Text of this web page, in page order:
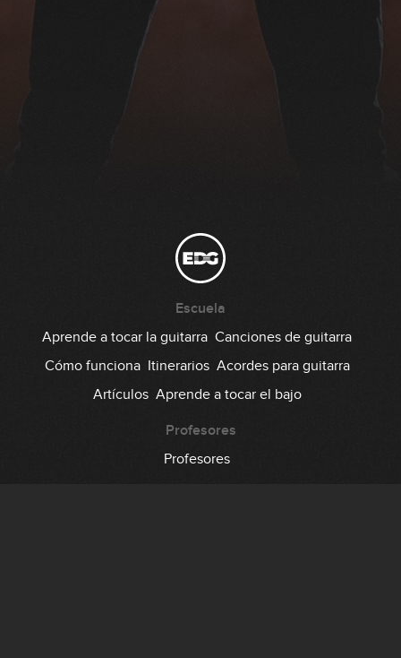
Escuela
Aprende a tocar la guitarra Canciones de guitarra
Cómo funciona Itinerarios Acordes para guitarra
Artículos Aprende a tocar el bajo
Profesores
Profesores